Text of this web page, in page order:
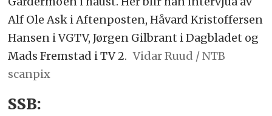
Alf Ole Ask i Aftenposten, Håvard Kristoffersen
Hansen i VGTV, Jørgen Gilbrant i Dagbladet og
Mads Fremstad i TV 2. Vidar Ruud / NTB
scanpix
SSB: